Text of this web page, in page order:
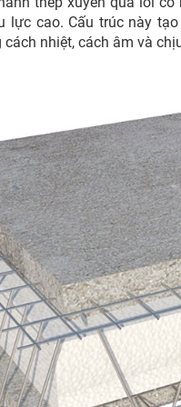
lực cao. Cấu trúc này
nhiệt, cách âm và